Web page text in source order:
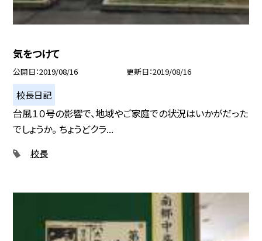
気をつけて
公開日 2019/08/16 更新日 2019/08/16
校長日記
台風１０号の影響で、地域やご家庭での状況はいかがだった
でしょうか。 ちょうどクラ...
校長